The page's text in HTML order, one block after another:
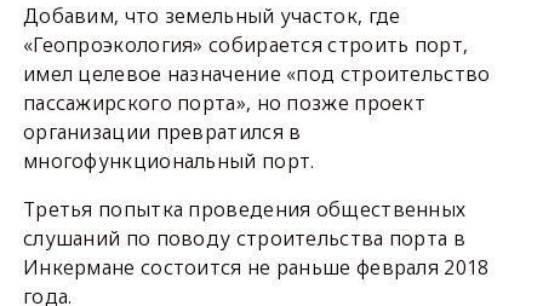
Добавим, что земельный участок, где
«Геопроэкология» собирается строить порт,
имел целевое назначение «под строительство
пассажирского порта», но позже проект
организации превратился в
многофункциональный порт.
Третья попытка проведения общественных
слушаний по поводу строительства порта в
Инкермане состоится не раньше февраля 2018
года.